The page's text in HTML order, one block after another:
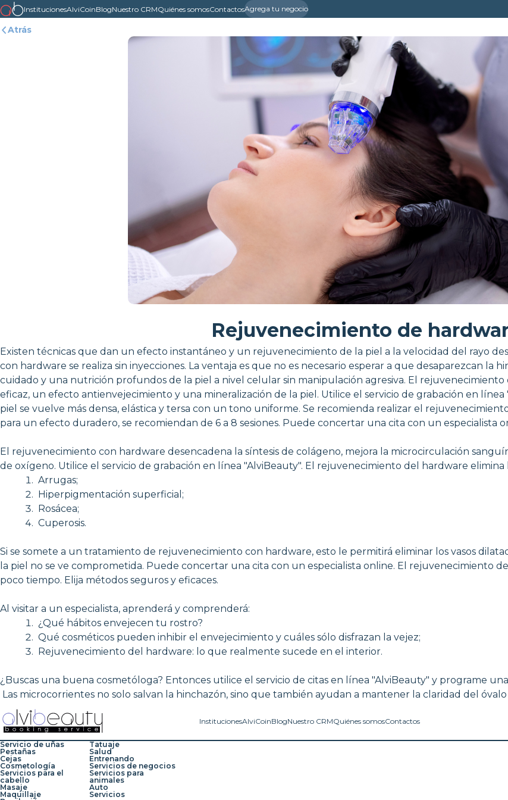
InstitucionesAlviCoinBlogNuestro CRMQuiénes somosContactosAgrega tu negocio
Atrás
Rejuvenecimiento de
Existen técnicas que dan un efecto instantáneo y un rejuvenecimiento de la piel a la velocidad del rayo
con hardware se realiza sin inyecciones. La ventaja es que no es necesario esperar a que desaparezcan la
cuidado y una nutrición profundos de la piel a nivel celular sin manipulación agresiva. El
eficaz, un efecto antienvejecimiento y una mineralización de la piel. Utilice el servicio de grabación en
piel se vuelve más densa, elástica y tersa con un tono uniforme. Se recomienda realizar el
para un efecto duradero, se recomiendan de 6 a 8 sesiones. Puede concertar una cita con un especialista
El rejuvenecimiento con hardware desencadena la síntesis de colágeno, mejora la microcirculación
de oxígeno. Utilice el servicio de grabación en línea "AlviBeauty". El rejuvenecimiento del hardware elimina
Arrugas;
Hiperpigmentación superficial;
Rosácea;
Cuperosis.
Si se somete a un tratamiento de rejuvenecimiento con hardware, esto le permitirá eliminar los vasos
la piel no se ve comprometida. Puede concertar una cita con un especialista online. El rejuvenecimiento
poco tiempo. Elija métodos seguros y eficaces.
Al visitar a un especialista, aprenderá y comprenderá:
¿Qué hábitos envejecen tu rostro?
Qué cosméticos pueden inhibir el envejecimiento y cuáles sólo disfrazan la vejez;
Rejuvenecimiento del hardware: lo que realmente sucede en el interior.
¿Buscas una buena cosmetóloga? Entonces utilice el servicio de citas en línea "AlviBeauty" y programe
Las microcorrientes no solo salvan la hinchazón, sino que también ayudan a mantener la claridad del óvalo
InstitucionesAlviCoinBlogNuestro CRMQuiénes somosContactos
Servicio de uñas
Pestañas
Cejas
Cosmetología
Servicios para el
cabello
Masaje
Maquillaje
Tatuaje
Salud
Entrenando
Servicios de negocios
Servicios para
animales
Auto
Servicios